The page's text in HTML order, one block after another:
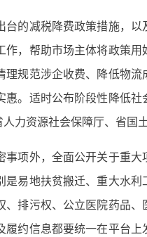
减税降费政策措施，以
，帮助市场主体将政策
规范涉企收费、降低物
。适时公布阶段性降低
力资源社会保障厅、省国
外，全面公开关于重大
易地扶贫搬迁、重大水
排污权、公立医院药品
约信息都要统一在平台